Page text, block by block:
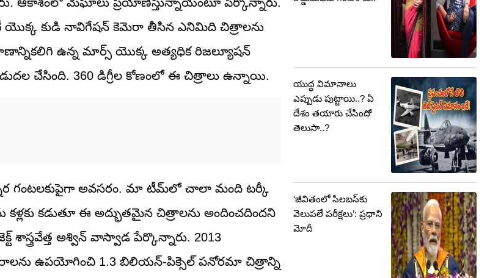
కుడి నావిగేషన్‌ కెమెరా తీసిన ఎనిమిది చిత్రాలను
ఉన్న మార్స్‌ యొక్క అత్యధిక రిజల్యూషన్‌
చేసింది. 360 డిగ్రీల కోణంలో ఈ చిత్రాలు ఉన్నాయి.
గంటలకుపైగా అవసరం. మా టీమ్‌లో చాలా మంది టర్కీ
కడుతూ ఈ అద్భుతమైన చిత్రాలను అందించదిందని
అశ్విన్ వాస్వాడ పేర్కొన్నారు. 2013
ఉపయోగించి 1.3 బిలియన్-పిక్సెల్ పనోరమా చిత్రాన్ని
యుద్ధ విమానాలు
ఎప్పుడు పుట్టాయి..? ఏ
దేశం తయారు చేసిందో
తెలుసా..?
‘జీవితంలో సిలబస్‌కు
వెలుపలే పరీక్షలు’: ప్రధాని
మోదీ